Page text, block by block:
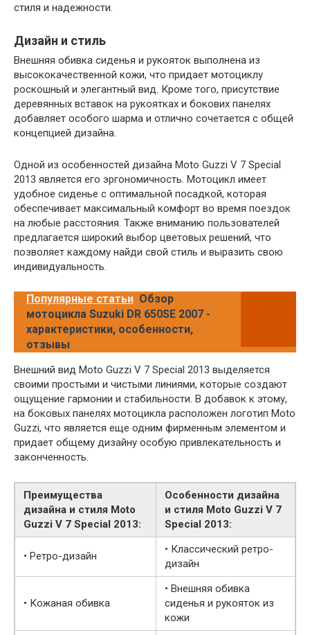
стиля и надежности.
Дизайн и стиль
Внешняя обивка сиденья и рукояток выполнена из
высококачественной кожи, что придает мотоциклу
роскошный и элегантный вид. Кроме того, присутствие
деревянных вставок на рукоятках и бокових панелях
добавляет особого шарма и отлично сочетается с общей
концепцией дизайна.
Одной из особенностей дизайна Moto Guzzi V 7 Special
2013 является его эргономичность. Мотоцикл имеет
удобное сиденье с оптимальной посадкой, которая
обеспечивает максимальный комфорт во время поездок
на любые расстояния. Также вниманию пользователей
предлагается широкий выбор цветовых решений, что
позволяет каждому найди свой стиль и выразить свою
индивидуальность.
Популярные статьи Обзор
мотоцикла Suzuki DR 650SE 2007 -
характеристики, особенности,
отзывы
Внешний вид Moto Guzzi V 7 Special 2013 выделяется
своими простыми и чистыми линиями, которые создают
ощущение гармонии и стабильности. В добавок к этому,
на боковых панелях мотоцикла расположен логотип Moto
Guzzi, что является еще одним фирменным элементом и
придает общему дизайну особую привлекательность и
законченность.
Преимущества
дизайна и стиля Moto
Guzzi V 7 Special 2013:
Особенности дизайна
и стиля Moto Guzzi V 7
Special 2013:
• Ретро-дизайн
• Классический ретро-
дизайн
• Кожаная обивка
• Внешняя обивка
сиденья и рукояток из
кожи